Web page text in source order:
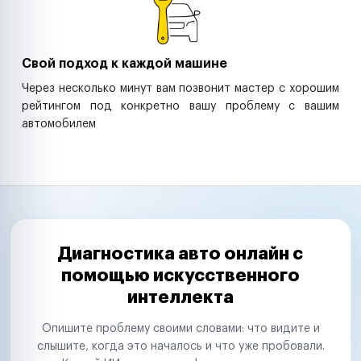
Свой подход к каждой машине
Через несколько минут вам позвонит мастер с хорошим
рейтингом под конкретно вашу проблему с вашим
автомобилем
Диагностика авто онлайн с
помощью искусственного
интеллекта
Опишите проблему своими словами: что видите и
слышите, когда это началось и что уже пробовали.